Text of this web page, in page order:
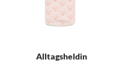
Alltagsheldin